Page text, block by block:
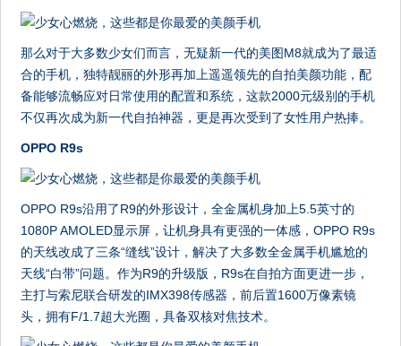
那么对于大多数少女们而言，无疑新一代的美图M8就成为了最适
合的手机，独特靓丽的外形再加上遥遥领先的自拍美颜功能，配
备能够流畅应对日常使用的配置和系统，这款2000元级别的手机
不仅再次成为新一代自拍神器，更是再次受到了女性用户热捧。
OPPO R9s
OPPO R9s沿用了R9的外形设计，全金属机身加上5.5英寸的
1080P AMOLED显示屏，让机身具有更强的一体感，OPPO R9s
的天线改成了三条“缝线”设计，解决了大多数全金属手机尴尬的
天线“白带”问题。作为R9的升级版，R9s在自拍方面更进一步，
主打与索尼联合研发的IMX398传感器，前后置1600万像素镜
头，拥有F/1.7超大光圈，具备双核对焦技术。